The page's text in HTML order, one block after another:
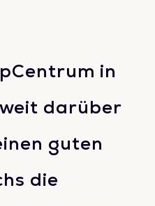
in
darüber
guten
die